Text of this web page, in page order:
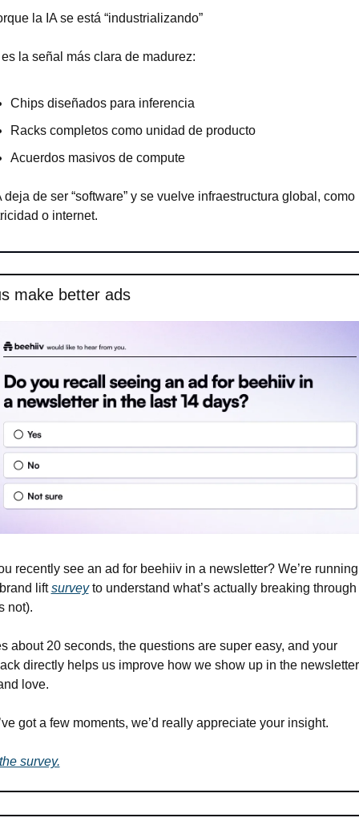
la IA se está “industrializando”
la señal más clara de madurez:
Chips diseñados para inferencia
Racks completos como unidad de producto
Acuerdos masivos de compute
deja de ser “software” y se vuelve infraestructura global, como
o internet.
make better ads
recently see an ad for beehiiv in a newsletter? We’re
lift survey to understand what’s actually breaking through
not).
about 20 seconds, the questions are super easy, and your
directly helps us improve how we show up in the
love.
got a few moments, we’d really appreciate your insight.
survey.